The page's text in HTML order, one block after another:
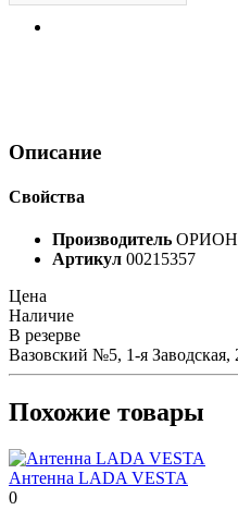
Описание
Свойства
Производитель ОРИОН
Артикул 00215357
Цена
Наличие
В резерве
Вазовский №5, 1-я Заводская,
Похожие товары
Антенна LADA VESTA
0